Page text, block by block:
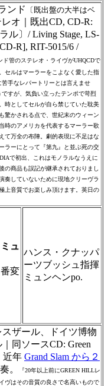
ンド
〔既出盤の大半はベ
レオ｜既出CD, CD-R:
ル〕/ Living Stage, LS-
R], RIT-5015/6 /
ド管のステレオ・ライヴがUHQCDで
セルはマーラーをこよなく愛した指
手なレパートリーとは言えませ
すが、気負い立ったテンポで苛烈
時としてセルが自ら禁じていた耽美
驚かされる点で、世紀末のウィーン
時のアメリカを代表するマーラー歌
て万全の布陣。劇的表現に不足はな
ラーにとって『第九』と並ぶ死の交
で初出、これはモノラルなうえに
の商品も誤記が継承されておりまし
奏していないために現地クリーヴラ
上音質でお楽しみ頂けます。英日の
ュ
番変
ハンス・クナッパ
ーツブッシュ指揮
ミュンヘンpo.
ザール、ドイツ博物
同ソースCD: Green
近年 Grand Slam から２
。
『20年以上前にGREEN HILLレ
ヴはその音質の良さで名高いもので